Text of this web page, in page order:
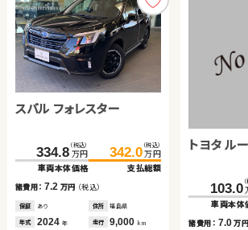
スバル フォレスター
334.8 （税込）
万円
車両本体価格
342.0 （税込）
万円
支払総額
諸費用：7.2 万円 （税込）
保証 あり 住所 福島県
年式 2024 年 走行 9,000 km
トヨタ ル
103.0
車両本体
諸費用： 7.0万円
スズキ アルト ＨＢ
36.2（税込）
万円
諸費用：7.4 万円（税込）
あり 埼玉県
年式 2016年 走行
排気 660 整備 法定整備付
435.9
諸費用：12.9
あり
年式 2022年
トヨタ ヴォクシー ハイブ
リッド
304.8（税込）
万円
諸費用：11.9万円（税込）
あり 福岡県
年式 2021年 走行
排気 1,800 整備 法定整備付
ホンダ フ
145.1
年式 2022
見